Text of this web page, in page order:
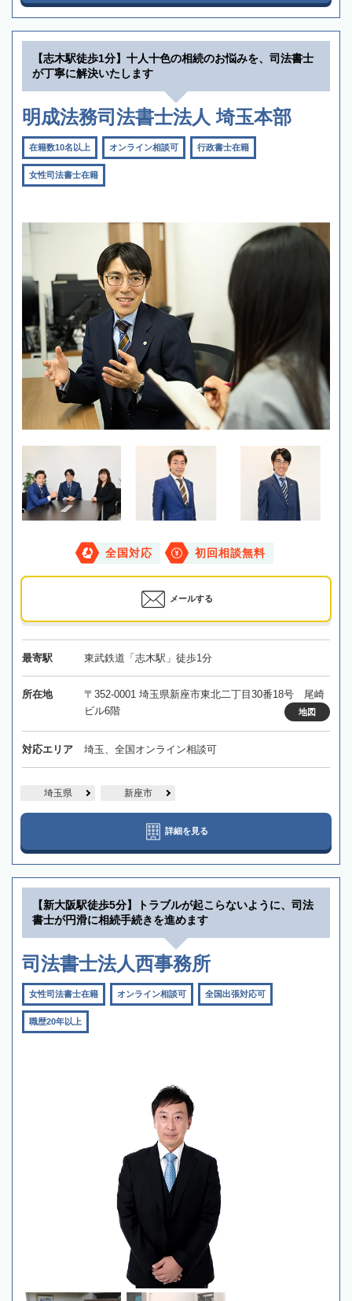
【志木駅徒歩1分】十人十色の相続のお悩みを、司法書士
が丁寧に解決いたします
明成法務司法書士法人 埼玉本部
在籍数10名以上 オンライン相談可 行政書士在籍
女性司法書士在籍
全国対応 初回相談無料
メールする
最寄駅 東武鉄道「志木駅」徒歩1分
所在地
〒352-0001 埼玉県新座市東北二丁目30番18号 尾崎
ビル6階
地図
対応エリア 埼玉、全国オンライン相談可
埼玉県 新座市
詳細を見る
【新大阪駅徒歩5分】トラブルが起こらないように、司法
書士が円滑に相続手続きを進めます
司法書士法人西事務所
女性司法書士在籍 オンライン相談可 全国出張対応可
職歴20年以上